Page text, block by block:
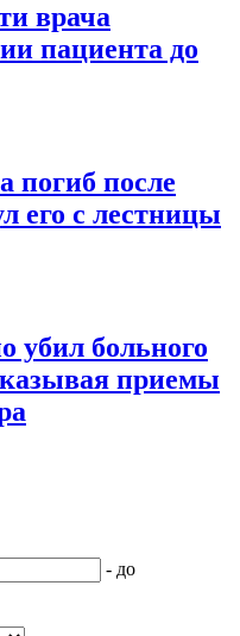
врача
пациента до
погиб после
его с лестницы
убил больного
приемы
- до